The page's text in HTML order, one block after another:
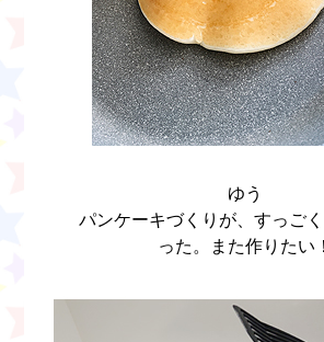
ゆう
パンケーキづくりが、すっご
った。また作りたい！